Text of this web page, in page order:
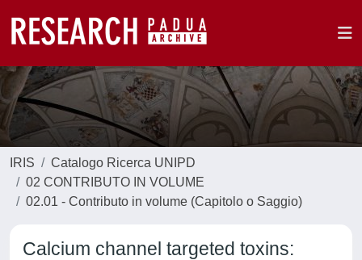
IRIS
Catalogo Ricerca UNIPD
02 CONTRIBUTO IN VOLUME
02.01 - Contributo in volume (Capitolo o Saggio)
Calcium channel targeted toxins: